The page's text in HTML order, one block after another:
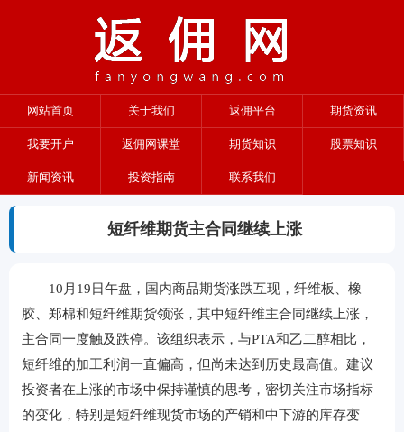
网站首页 关于我们 返佣平台 期货资讯
我要开户 返佣网课堂 期货知识 股票知识
新闻资讯 投资指南 联系我们
短纤维期货主合同继续上涨
10月19日午盘，国内商品期货涨跌互现，纤维板、橡
胶、郑棉和短纤维期货领涨，其中短纤维主合同继续上涨，
主合同一度触及跌停。该组织表示，与PTA和乙二醇相比，
短纤维的加工利润一直偏高，但尚未达到历史最高值。建议
投资者在上涨的市场中保持谨慎的思考，密切关注市场指标
的变化，特别是短纤维现货市场的产销和中下游的库存变